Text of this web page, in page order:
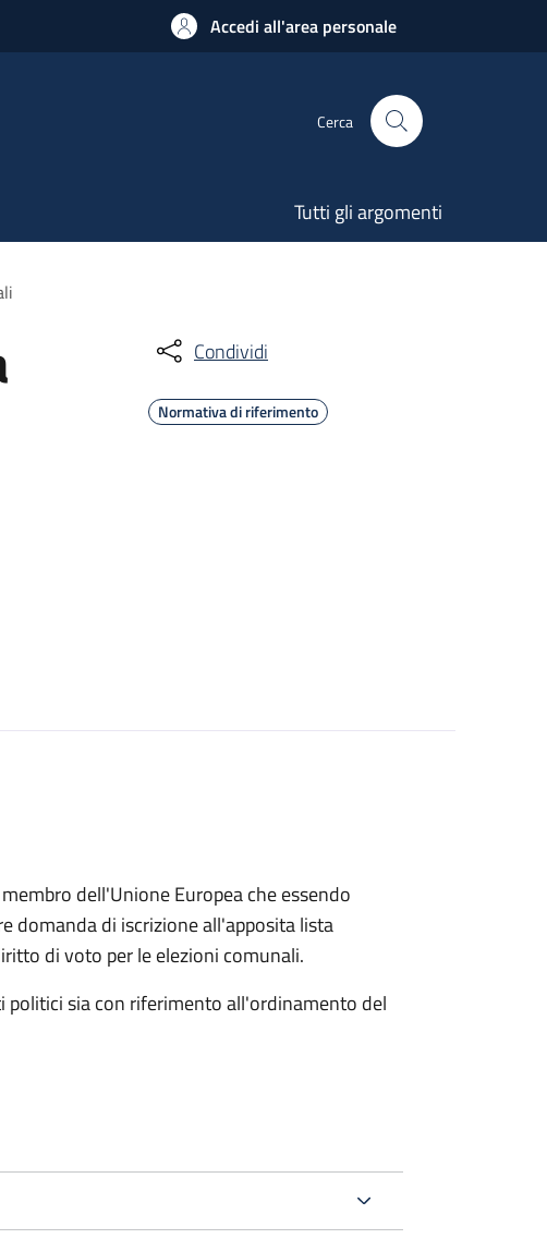
Accedi all'area personale
Cerca
Tutti gli argomenti
Condividi
Normativa di riferimento
dell'Unione Europea che essendo
domanda di iscrizione all'apposita lista
di voto per le elezioni comunali.
politici sia con riferimento all'ordinamento del